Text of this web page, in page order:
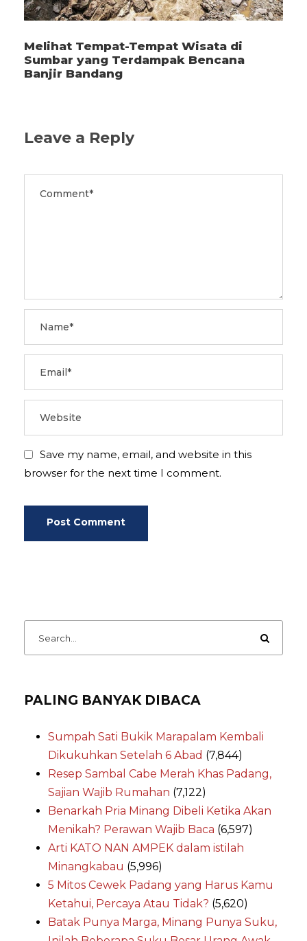
Melihat Tempat-Tempat Wisata di
Sumbar yang Terdampak Bencana
Banjir Bandang
Leave a Reply
Save my name, email, and website in this
browser for the next time I comment.
PALING BANYAK DIBACA
Sumpah Sati Bukik Marapalam Kembali
Dikukuhkan Setelah 6 Abad (7,844)
Resep Sambal Cabe Merah Khas Padang,
Sajian Wajib Rumahan (7,122)
Benarkah Pria Minang Dibeli Ketika Akan
Menikah? Perawan Wajib Baca (6,597)
Arti KATO NAN AMPEK dalam istilah
Minangkabau (5,996)
5 Mitos Cewek Padang yang Harus Kamu
Ketahui, Percaya Atau Tidak? (5,620)
Batak Punya Marga, Minang Punya Suku,